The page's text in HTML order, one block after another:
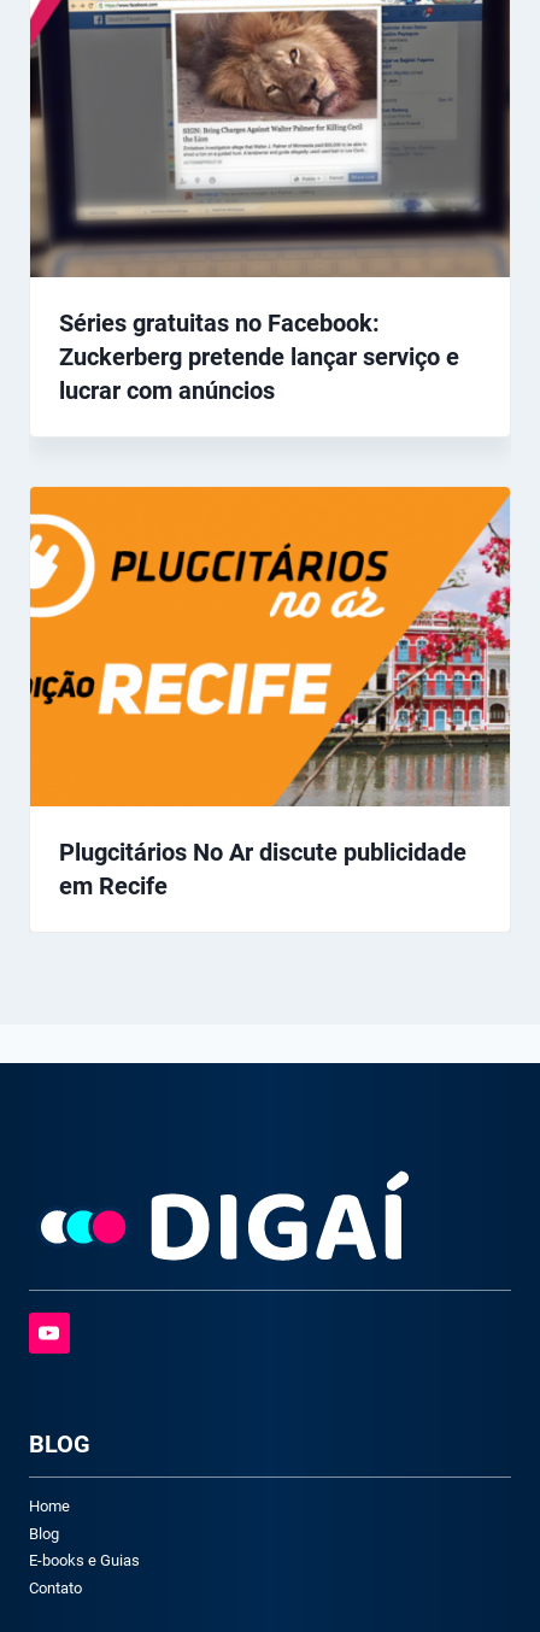
Séries gratuitas no Facebook:
Zuckerberg pretende lançar serviço e
lucrar com anúncios
Plugcitários No Ar discute publicidade
em Recife
BLOG
Home
Blog
E-books e Guias
Contato